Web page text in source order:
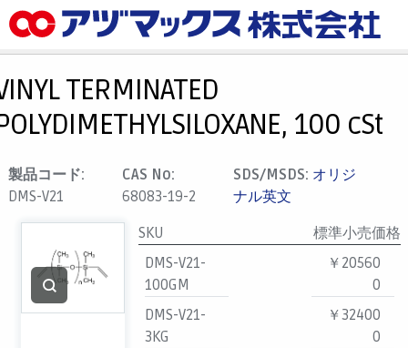
メニュー
お気に入り
カート
マイアカウント
主要取扱ブランド
支払い
製品検索
TERMINATED
100 cSt
製品コード:
DMS-V21
CAS No:
68083-19-2
SDS/MSDS: オリジ
ナル英文
SKU
標準小売価格
DMS-V21-
100GM
￥20560
0
DMS-V21-
3KG
￥32400
0